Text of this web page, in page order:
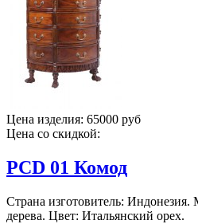
Цена изделия: 65000 руб
Цена со скидкой:
PCD 01 Комод
Страна изготовитель: Индонезия.
дерева. Цвет: Итальянский орех.